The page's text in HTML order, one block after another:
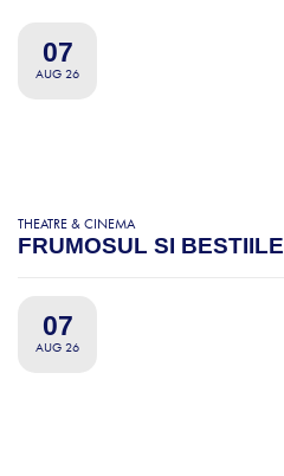
07
AUG 26
THEATRE & CINEMA
FRUMOSUL SI BESTIILE
07
AUG 26